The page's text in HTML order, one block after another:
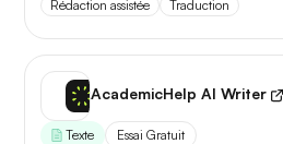
Rédaction assistée
Traduction
AcademicHelp AI Writer
Texte Essai Gratuit